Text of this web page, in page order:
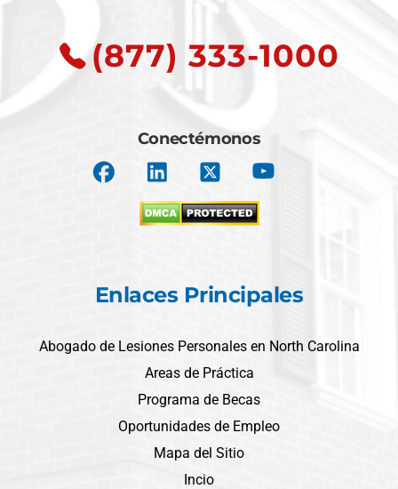
(877) 333-1000
Conectémonos
Enlaces Principales
Abogado de Lesiones Personales en North Carolina
Areas de Práctica
Programa de Becas
Oportunidades de Empleo
Mapa del Sitio
Incio